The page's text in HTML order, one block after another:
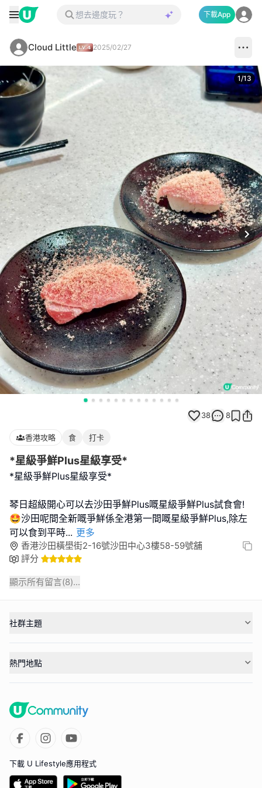
下載App
Cloud Little 2025/02/27
1/13
38 8
香港攻略 食 打卡
*星級爭鮮Plus星級享受*
*星級爭鮮Plus星級享受*
琴日超級開心可以去沙田爭鮮Plus嘅星級爭鮮Plus試食會!
🤩沙田呢間全新嘅爭鮮係全港第一間嘅星級爭鮮Plus,除左
可以食到平時... 更多
香港沙田橫壆街2-16號沙田中心3樓58-59號舖
評分
顯示所有留言(8)...
社群主題
熱門地點
下載 U Lifestyle應用程式